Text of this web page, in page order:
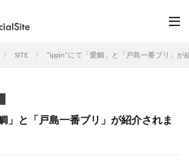
SITE “ippin”にて「愛鯛」と「戸島一番ブリ」が
」と「戸島一番ブリ」が紹介されま